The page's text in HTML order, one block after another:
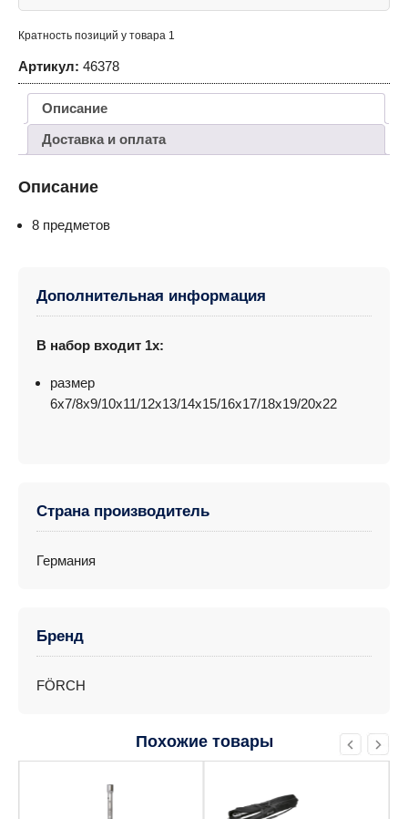
Кратность позиций у товара 1
Артикул: 46378
Описание
Доставка и оплата
Описание
8 предметов
Дополнительная информация
В набор входит 1x:
размер
6x7/8x9/10x11/12x13/14x15/16x17/18x19/20x22
Страна производитель
Германия
Бренд
FÖRCH
Похожие товары
несколько